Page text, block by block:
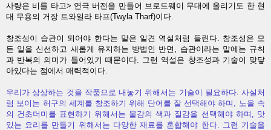
사랑은 비를 타고> 연극 버전을 만들어 브로드웨이 무대에 올리기도 한 현
대 무용의 거장 트와일라 타프(Twyla Tharf)이다.
창조성이 습관이 되어야 한다는 말은 일견 역설처럼 들린다. 창조성은 모
든 일을 신선하고 새롭게 유지하는 방법인 반면, 습관이라는 말에는 규칙
과 반복의 의미가 들어있기 때문이다. 그런 역설은 창조성과 기술이 맞닿
아있다는 점에서 매력적이다.
우리가 상상하는 것을 작품으로 내놓기 위해서는 기술이 필요하다. 사실처
럼 보이는 허구의 세계를 창조하기 위해 단어를 잘 선택해야 하며, 노을 속
의 건초더미를 표현하기 위해서는 물감의 색과 질감을 선택해야 하며, 맛
있는 요리를 만들기 위해서는 다양한 재료를 혼합해야 한다. 그런 기술을